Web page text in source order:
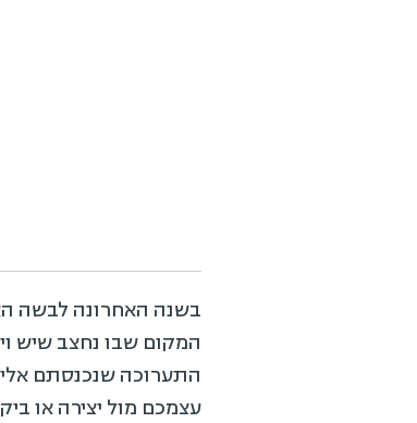
בשנה האחרונה לבשה
המקום שבו נחצב שיש
התערוכה שנכנסתם
עצמכם מול יצירה או